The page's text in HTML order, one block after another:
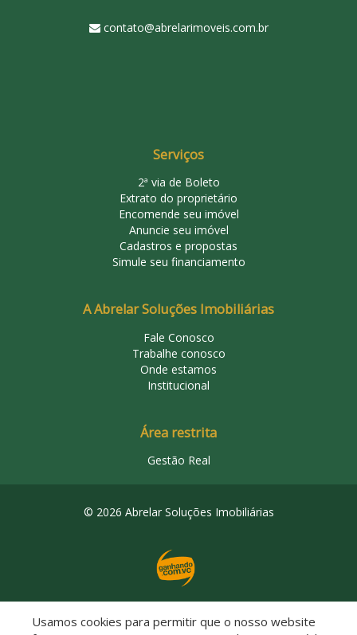
contato@abrelarimoveis.com.br
Serviços
2ª via de Boleto
Extrato do proprietário
Encomende seu imóvel
Anuncie seu imóvel
Cadastros e propostas
Simule seu financiamento
A Abrelar Soluções Imobiliárias
Fale Conosco
Trabalhe conosco
Onde estamos
Institucional
Área restrita
Gestão Real
© 2026 Abrelar Soluções Imobiliárias
Descomplicado por:
Usamos cookies para permitir que o nosso website